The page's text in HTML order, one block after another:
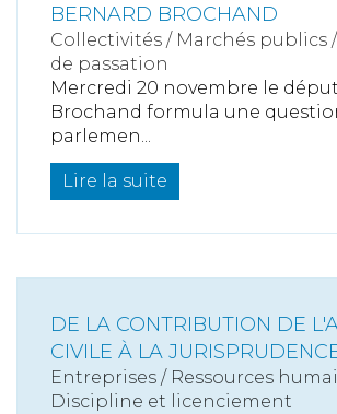
BERNARD BROCHAND
Collectivités / Marchés publics /
de passation
Mercredi 20 novembre le
Brochand formula une
parlemen...
Lire la suite
DE LA CONTRIBUTION DE
CIVILE À LA
Entreprises / Ressources
Discipline et licenciement